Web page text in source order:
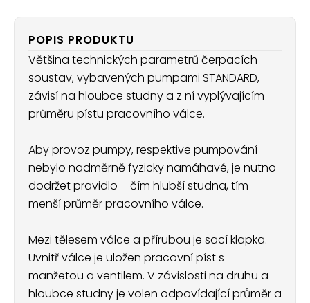
POPIS PRODUKTU
Většina technických parametrů čerpacích
soustav, vybavených pumpami STANDARD,
závisí na hloubce studny a z ní vyplývajícím
průměru pístu pracovního válce.
Aby provoz pumpy, respektive pumpování
nebylo nadměrně fyzicky namáhavé, je nutno
dodržet pravidlo – čím hlubší studna, tím
menší průměr pracovního válce.
Mezi tělesem válce a přírubou je sací klapka.
Uvnitř válce je uložen pracovní píst s
manžetou a ventilem. V závislosti na druhu a
hloubce studny je volen odpovídající průměr a